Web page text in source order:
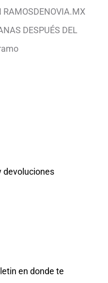
RAMOSDENOVIA.MX
DESPUÉS DEL
devoluciones
en donde te